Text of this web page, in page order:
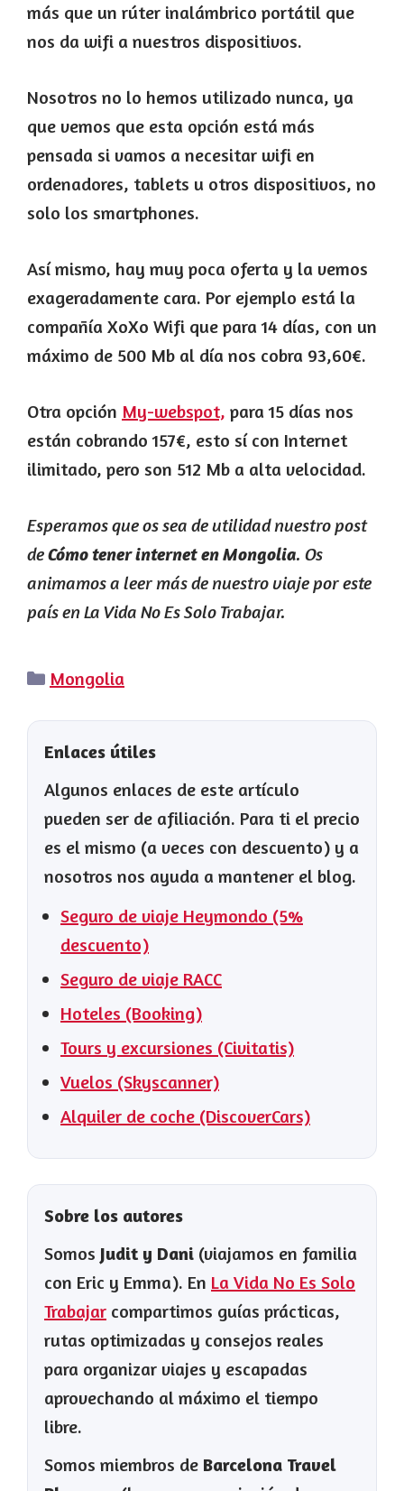
más que un rúter inalámbrico portátil que
nos da wifi a nuestros dispositivos.
Nosotros no lo hemos utilizado nunca, ya
que vemos que esta opción está más
pensada si vamos a necesitar wifi en
ordenadores, tablets u otros dispositivos, no
solo los smartphones.
Así mismo, hay muy poca oferta y la vemos
exageradamente cara. Por ejemplo está la
compañía XoXo Wifi que para 14 días, con un
máximo de 500 Mb al día nos cobra 93,60€.
Otra opción My-webspot, para 15 días nos
están cobrando 157€, esto sí con Internet
ilimitado, pero son 512 Mb a alta velocidad.
Esperamos que os sea de utilidad nuestro post
deCómo tener internet en Mongolia. Os
animamos a leer más de nuestro viaje por este
país en La Vida No Es Solo Trabajar.
Categorías
Mongolia
Enlaces útiles
Algunos enlaces de este artículo
pueden ser de afiliación. Para ti el precio
es el mismo (a veces con descuento) y a
nosotros nos ayuda a mantener el blog.
Seguro de viaje Heymondo (5%
descuento)
Seguro de viaje RACC
Hoteles (Booking)
Tours y excursiones (Civitatis)
Vuelos (Skyscanner)
Alquiler de coche (DiscoverCars)
Sobre los autores
Somos Judit y Dani (viajamos en familia
con Eric y Emma). En La Vida No Es Solo
Trabajar compartimos guías prácticas,
rutas optimizadas y consejos reales
para organizar viajes y escapadas
aprovechando al máximo el tiempo
libre.
Somos miembros de Barcelona Travel